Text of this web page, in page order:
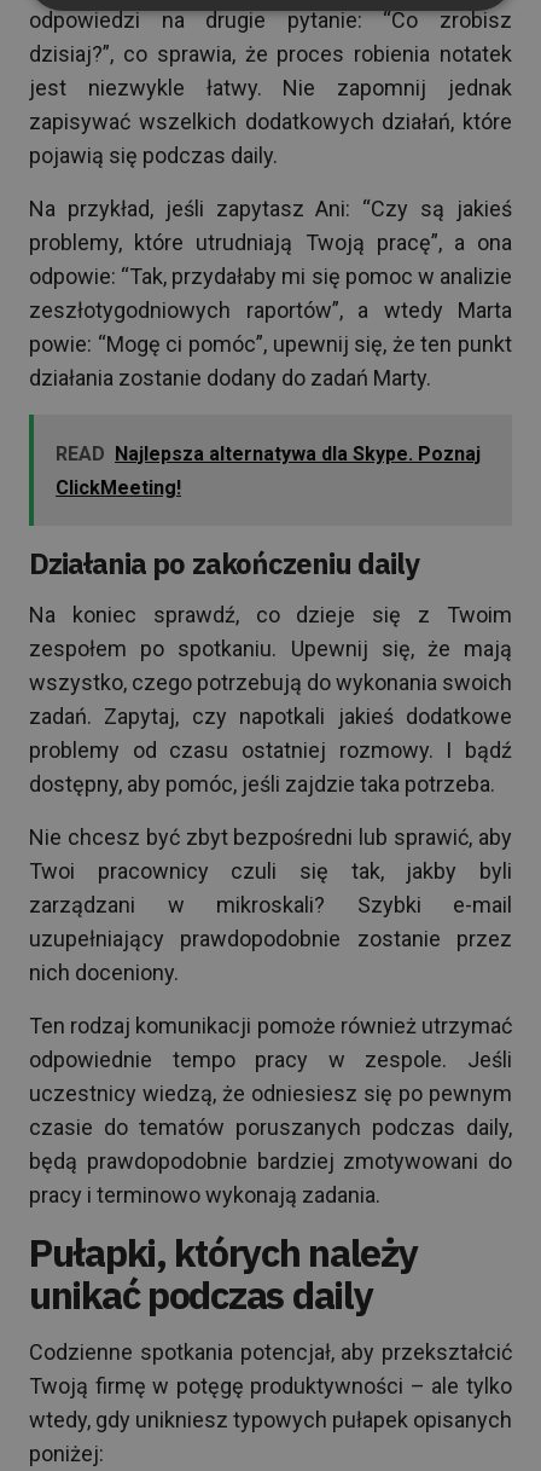
odpowiedzi na drugie pytanie: “Co zrobisz
dzisiaj?”, co sprawia, że proces robienia notatek
jest niezwykle łatwy. Nie zapomnij jednak
zapisywać wszelkich dodatkowych działań, które
pojawią się podczas daily.
Na przykład, jeśli zapytasz Ani: “Czy są jakieś
problemy, które utrudniają Twoją pracę”, a ona
odpowie: “Tak, przydałaby mi się pomoc w analizie
zeszłotygodniowych raportów”, a wtedy Marta
powie: “Mogę ci pomóc”, upewnij się, że ten punkt
działania zostanie dodany do zadań Marty.
READ Najlepsza alternatywa dla Skype. Poznaj
ClickMeeting!
Działania po zakończeniu daily
Na koniec sprawdź, co dzieje się z Twoim
zespołem po spotkaniu. Upewnij się, że mają
wszystko, czego potrzebują do wykonania swoich
zadań. Zapytaj, czy napotkali jakieś dodatkowe
problemy od czasu ostatniej rozmowy. I bądź
dostępny, aby pomóc, jeśli zajdzie taka potrzeba.
Nie chcesz być zbyt bezpośredni lub sprawić, aby
Twoi pracownicy czuli się tak, jakby byli
zarządzani w mikroskali? Szybki e-mail
uzupełniający prawdopodobnie zostanie przez
nich doceniony.
Ten rodzaj komunikacji pomoże również utrzymać
odpowiednie tempo pracy w zespole. Jeśli
uczestnicy wiedzą, że odniesiesz się po pewnym
czasie do tematów poruszanych podczas daily,
będą prawdopodobnie bardziej zmotywowani do
pracy i terminowo wykonają zadania.
Pułapki, których należy
unikać podczas daily
Codzienne spotkania potencjał, aby przekształcić
Twoją firmę w potęgę produktywności – ale tylko
wtedy, gdy unikniesz typowych pułapek opisanych
poniżej: